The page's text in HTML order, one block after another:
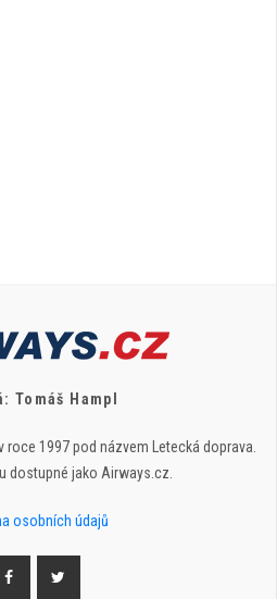
Tomáš Hampl
1997 pod názvem Letecká doprava.
dostupné jako Airways.cz.
osobních údajů